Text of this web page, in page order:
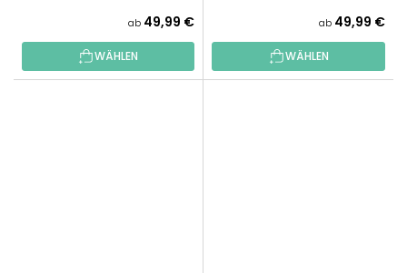
ab 49,99 €
WÄHLEN
ab 49,99 €
WÄHLEN